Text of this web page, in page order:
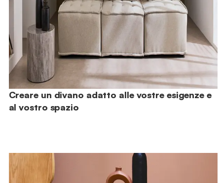
Creare un divano adatto alle vostre esigenze e
al vostro spazio